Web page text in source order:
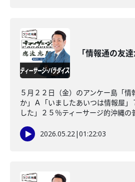
「情報通の友
５月２２日（金）のアンケー島「
か」Ａ「いましたあいつは情報屋」
した」２５％ティーサージ的沖縄の
2026.05.22|01:22:03